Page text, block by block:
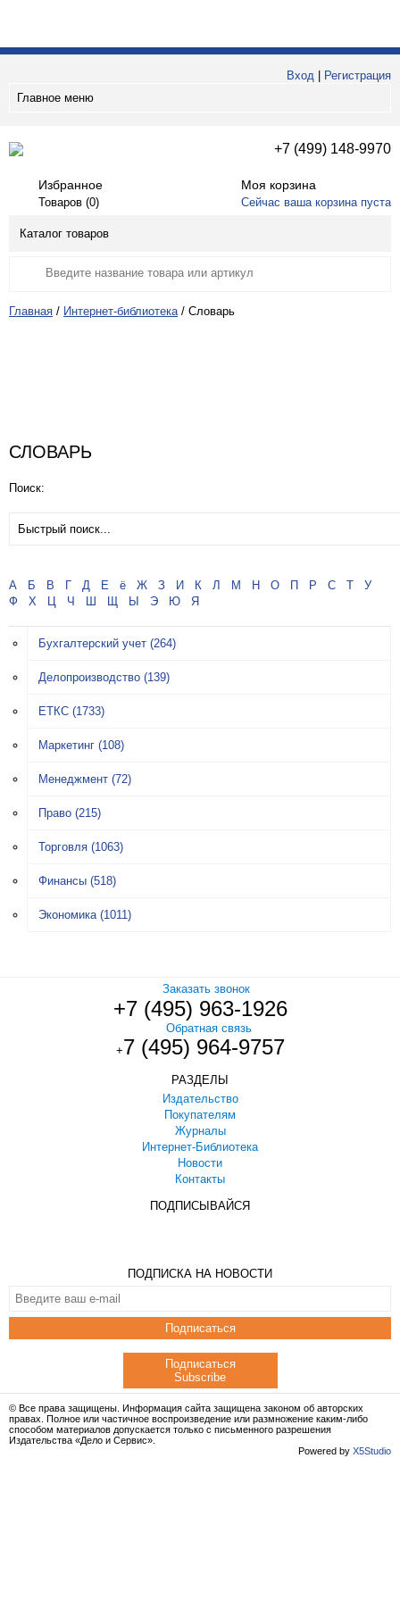
Вход
Регистрация
Главное меню
+7 (499) 148-9970
Избранное
Товаров (0)
Моя корзина
Сейчас ваша корзина пуста
Каталог товаров
Главная / Интернет-библиотека / Словарь
СЛОВАРЬ
Поиск:
А Б В Г Д Е ё Ж З И К Л М Н О П Р С Т
У
Ф
Х Ц Ч Ш Щ Ы Э Ю Я
Бухгалтерский учет (264)
Делопроизводство (139)
ЕТКС (1733)
Маркетинг (108)
Менеджмент (72)
Право (215)
Торговля (1063)
Финансы (518)
Экономика (1011)
Заказать звонок
+7 (495) 963-1926
Обратная связь
+7 (495) 964-9757
РАЗДЕЛЫ
Издательство
Покупателям
Журналы
Интернет-Библиотека
Новости
Контакты
ПОДПИСЫВАЙСЯ
ПОДПИСКА НА НОВОСТИ
Подписаться
Подписаться
Subscribe
© Все права защищены. Информация сайта защищена законом об авторских
правах. Полное или частичное воспроизведение или размножение каким-либо
способом материалов допускается только с письменного разрешения
Издательства «Дело и Сервис».
Powered by X5Studio